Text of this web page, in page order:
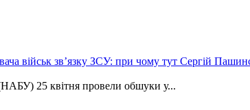
військ зв’язку ЗСУ: при чому тут Сергій
25 квітня провели обшуки у...